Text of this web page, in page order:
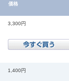
価格
3,300円
1,400円